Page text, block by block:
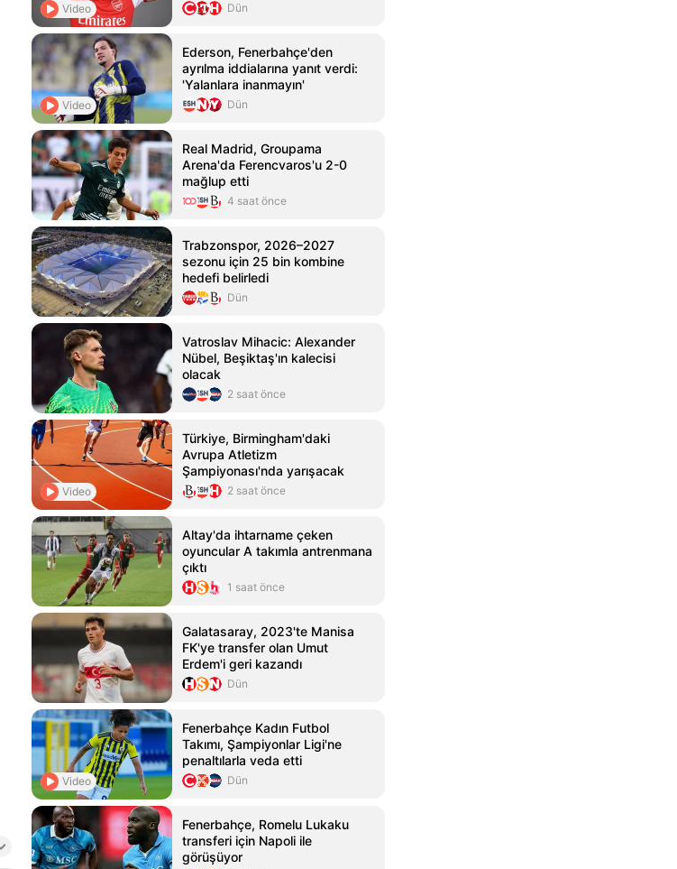
egetelgraf.com5
Gerçek Gündem
@gercekgundem
⚽️Ahmet Çakar'dan #Galatasaray -Çaykur
Rizespor maçı sonrası flaş yorum
⚽️'Şampiyonlar Ligi'nde elin oğlu, adamı
elek gibi yapar'
31 Ağustos
Çaykur Rizespor'dan Galatasaray Maçı
Sonrası Hakemlere Sert Tepki
x.com
Video Dün
Video
Ederson, Fenerbahçe'den
ayrılma iddialarına yanıt verdi:
'Yalanlara inanmayın'
Dün
Real Madrid, Groupama
Arena'da Ferencvaros'u 2-0
mağlup etti
4 saat önce
Trabzonspor, 2026–2027
sezonu için 25 bin kombine
hedefi belirledi
Dün
Vatroslav Mihacic: Alexander
Nübel, Beşiktaş'ın kalecisi
olacak
2 saat önce
Video
Türkiye, Birmingham'daki
Avrupa Atletizm
Şampiyonası'nda yarışacak
2 saat önce
Altay'da ihtarname çeken
oyuncular A takımla antrenmana
çıktı
1 saat önce
Galatasaray, 2023'te Manisa
FK'ye transfer olan Umut
Erdem'i geri kazandı
Dün
Video
Fenerbahçe Kadın Futbol
Takımı, Şampiyonlar Ligi'ne
penaltılarla veda etti
Dün
Fenerbahçe, Romelu Lukaku
transferi için Napoli ile
görüşüyor